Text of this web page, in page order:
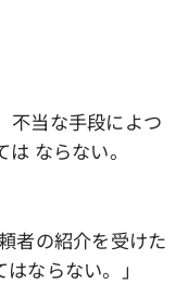
不当な手段によつ
ならない。
者の紹介を受けた
ならない。」